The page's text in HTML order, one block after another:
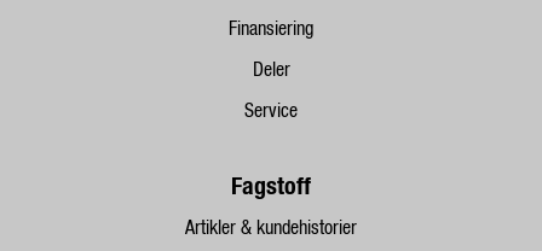
Finansiering
Deler
Service
Fagstoff
Artikler & kundehistorier